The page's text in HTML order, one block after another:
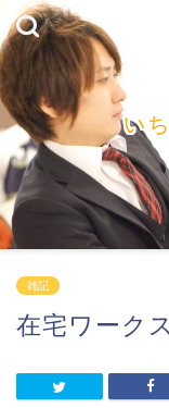
い
雑記
在宅ワーク